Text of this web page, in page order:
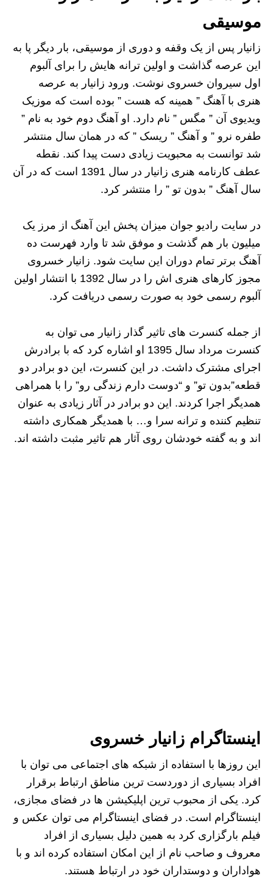
موسیقی
زانیار پس از یک وقفه و دوری از موسیقی، بار دیگر پا به
این عرصه گذاشت و اولین ترانه هایش را برای آلبوم
اول سیروان خسروی نوشت. ورود زانیار به عرصه
هنری با آهنگ ” همینه که هست ” بوده است که موزیک
ویدیوی آن ” مگس ” نام دارد. او آهنگ دوم خود به نام ”
طفره نرو ” و آهنگ ” ریسک ” که در همان سال منتشر
شد توانست به محبویت زیادی دست پیدا کند. نقطه
عطف کارنامه هنری زانیار در سال 1391 است که در آن
سال آهنگ ” بدون تو ” را منتشر کرد.
در سایت رادیو جوان میزان پخش این آهنگ از مرز یک
میلیون بار هم گذشت و موفق شد تا وارد فهرست ده
آهنگ برتر تمام دوران این سایت شود. زانیار خسروی
مجوز کارهای هنری اش را در سال 1392 با انتشار اولین
آلبوم رسمی خود به صورت رسمی دریافت کرد.
از جمله کنسرت های تاثیر گذار زانیار می توان به
کنسرت مرداد سال 1395 او اشاره کرد که با برادرش
اجرای مشترک داشت. در این کنسرت، این دو برادر دو
قطعه”بدون تو” و “دوست دارم زندگی رو” را با همراهی
همدیگر اجرا کردند. این دو برادر در آثار زیادی به عنوان
تنظیم کننده و ترانه سرا و… با همدیگر همکاری داشته
اند و به گفته خودشان روی آثار هم تاثیر مثبت داشته اند.
اینستاگرام زانیار خسروی
این روزها با استفاده از شبکه های اجتماعی می توان با
افراد بسیاری از دوردست ترین مناطق ارتباط برقرار
کرد. یکی از محبوب ترین اپلیکیشن ها در فضای مجازی،
اینستاگرام است. در فضای اینستاگرام می توان عکس و
فیلم بارگزاری کرد به همین دلیل بسیاری از افراد
معروف و صاحب نام از این امکان استفاده کرده اند و با
هواداران و دوستداران خود در ارتباط هستند.